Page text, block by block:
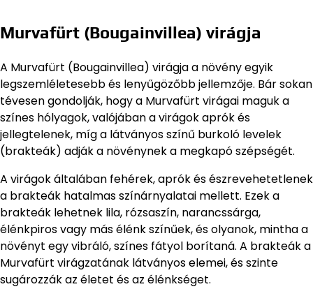
Murvafürt (Bougainvillea) virágja
A Murvafürt (Bougainvillea) virágja a növény egyik
legszemléletesebb és lenyűgözőbb jellemzője. Bár sokan
tévesen gondolják, hogy a Murvafürt virágai maguk a
színes hólyagok, valójában a virágok aprók és
jellegtelenek, míg a látványos színű burkoló levelek
(brakteák) adják a növénynek a megkapó szépségét.
A virágok általában fehérek, aprók és észrevehetetlenek
a brakteák hatalmas színárnyalatai mellett. Ezek a
brakteák lehetnek lila, rózsaszín, narancssárga,
élénkpiros vagy más élénk színűek, és olyanok, mintha a
növényt egy vibráló, színes fátyol borítaná. A brakteák a
Murvafürt virágzatának látványos elemei, és szinte
sugározzák az életet és az élénkséget.